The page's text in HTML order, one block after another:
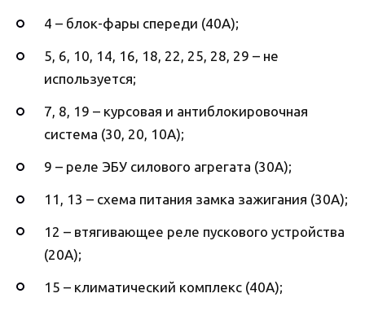
4 – блок-фары спереди (40А);
5, 6, 10, 14, 16, 18, 22, 25, 28, 29 – не
используется;
7, 8, 19 – курсовая и антиблокировочная
система (30, 20, 10А);
9 – реле ЭБУ силового агрегата (30А);
11, 13 – схема питания замка зажигания (30А);
12 – втягивающее реле пускового устройства
(20А);
15 – климатический комплекс (40А);